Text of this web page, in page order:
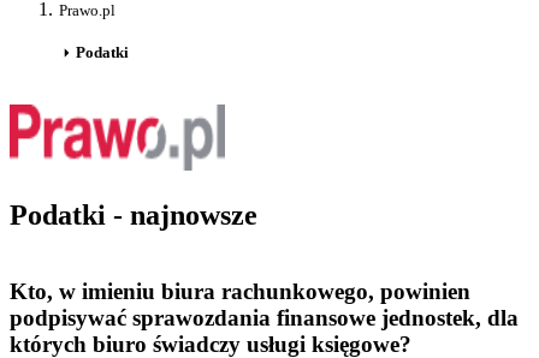
Prawo.pl
Podatki
Podatki - najnowsze
Kto, w imieniu biura rachunkowego, powinien
podpisywać sprawozdania finansowe jednostek, dla
których biuro świadczy usługi księgowe?